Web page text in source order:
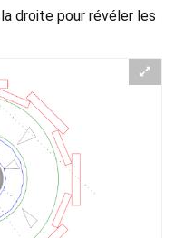
droite pour révéler les